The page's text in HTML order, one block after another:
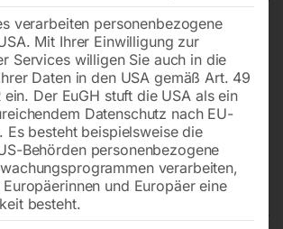
Ölschauglas kompl.
verarbeiten personenbezogene
Mit Ihrer Einwilligung zur
Services willigen Sie auch in die
Daten in den USA gemäß Art. 49
ein. Der EuGH stuft die USA als ein
Datenschutz nach EU-
Es besteht beispielsweise die
Behörden personenbezogene
verarbeiten,
und Europäer eine
besteht.